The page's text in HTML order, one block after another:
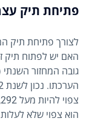
פתיחת תיק
לצורך פתיחת תיק
האם יש לפתוח תיק
גובה המחזור
הוא צפוי שלא